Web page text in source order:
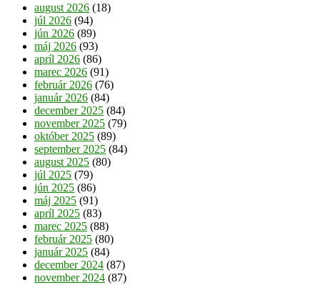
august 2026 (18)
júl 2026 (94)
jún 2026 (89)
máj 2026 (93)
apríl 2026 (86)
marec 2026 (91)
február 2026 (76)
január 2026 (84)
december 2025 (84)
november 2025 (79)
október 2025 (89)
september 2025 (84)
august 2025 (80)
júl 2025 (79)
jún 2025 (86)
máj 2025 (91)
apríl 2025 (83)
marec 2025 (88)
február 2025 (80)
január 2025 (84)
december 2024 (87)
november 2024 (87)